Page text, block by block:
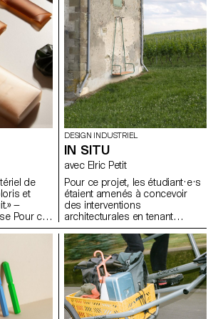
une
de la couleur et de la forme
pour développer de nouvelles
expressions lumineuses.
de
et
—
Pour ce
ont
plusieurs
propre
DESIGN INDUSTRIEL
IN SITU
avec Elric Petit
Pour ce projet, les étudiant·e·s
étaient amenés à concevoir
des interventions
architecturales en tenant
compte des caractéristiques
d'un lieu choisi avec précision.
Ils devaient sélectionner un
bâtiment inspirant pour y
intégrer leur objet ou
intervention, en pensant à en
améliorer la fonctionnalité ou à
le protéger de l'usure. Dans le